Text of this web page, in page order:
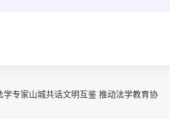
学专家山城共话文明互鉴 推动法学教育协